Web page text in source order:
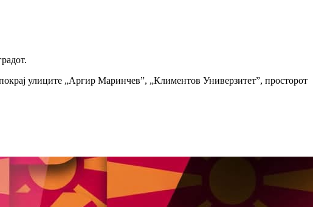
улиците „Аргир Маринчев”, „Климентов Универзитет”, просторот